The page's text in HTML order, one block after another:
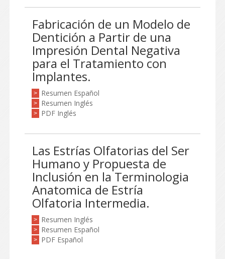
Fabricación de un Modelo de
Dentición a Partir de una
Impresión Dental Negativa
para el Tratamiento con
Implantes.
> Resumen Español
> Resumen Inglés
> PDF Inglés
Las Estrías Olfatorias del Ser
Humano y Propuesta de
Inclusión en la Terminologia
Anatomica de Estría
Olfatoria Intermedia.
> Resumen Inglés
> Resumen Español
> PDF Español